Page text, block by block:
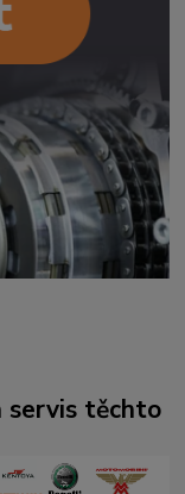
servis těchto